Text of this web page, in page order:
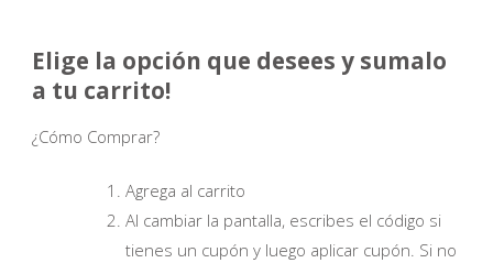
Elige la opción que desees y sumalo
a tu carrito!
¿Cómo Comprar?
Agrega al carrito
Al cambiar la pantalla, escribes el código si
tienes un cupón y luego aplicar cupón. Si no